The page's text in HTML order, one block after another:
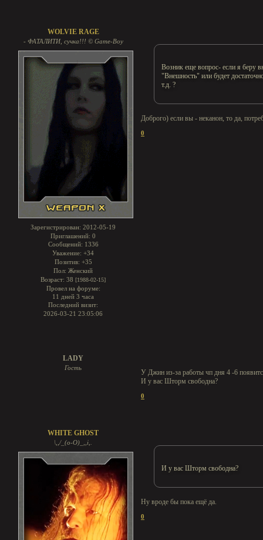
WOLVIE RAGE
- ФАТАЛИТИ, сучка!!! © Game-Boy
Зарегистрирован: 2012-05-19
Приглашений: 0
Сообщений: 1336
Уважение: +34
Позитив: +35
Пол: Женский
Возраст: 38 [1988-02-15]
Провел на форуме:
11 дней 3 часа
Последний визит:
2026-03-21 23:05:06
Возник еще вопрос- если я беру
"Внешность" или будет
т.д. ?
Доброго) если вы - неканон, то да,
0
LADY
Гость
У Джин из-за работы чп дня 4 -6
И у вас Шторм свободна?
0
WHITE GHOST
\,,/_(o-O)_,,i,.
И у вас Шторм свободна?
Ну вроде бы пока ещё да.
0